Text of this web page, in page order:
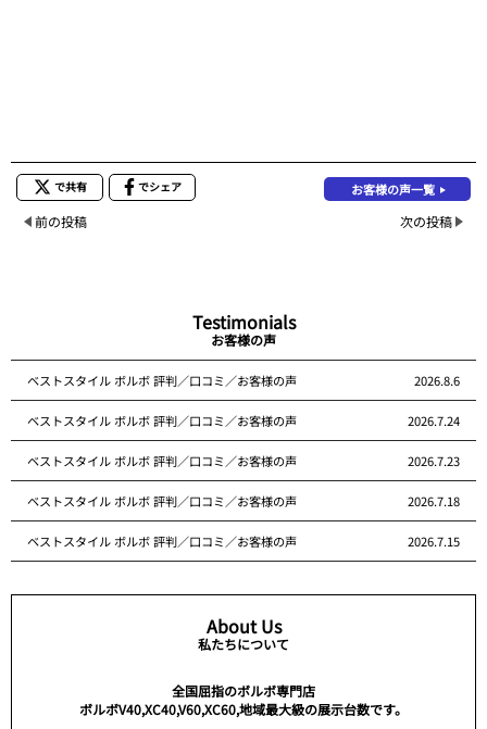
で共有 でシェア お客様の声一覧
前の投稿 次の投稿
Testimonials
お客様の声
ベストスタイル ボルボ 評判／口コミ／お客様の声 2026.8.6
ベストスタイル ボルボ 評判／口コミ／お客様の声 2026.7.24
ベストスタイル ボルボ 評判／口コミ／お客様の声 2026.7.23
ベストスタイル ボルボ 評判／口コミ／お客様の声 2026.7.18
ベストスタイル ボルボ 評判／口コミ／お客様の声 2026.7.15
About Us
私たちについて
全国屈指のボルボ専門店
ボルボV40,XC40,V60,XC60,地域最大級の展示台数です。